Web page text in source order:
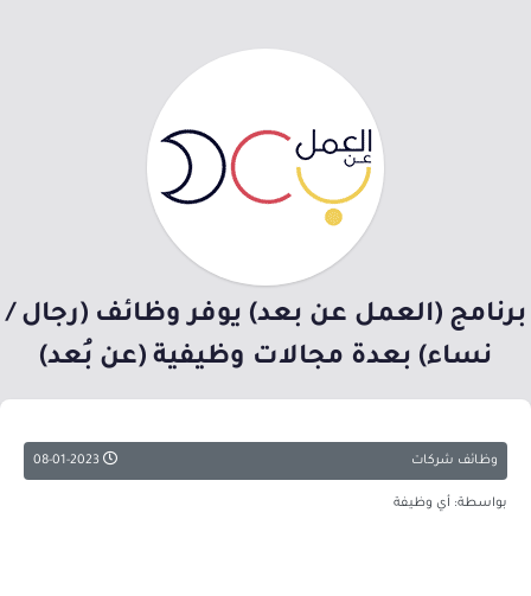
برنامج (العمل عن بعد) يوفر وظائف (رجال /
نساء) بعدة مجالات وظيفية (عن بُعد)
وظائف شركات
بواسطة: أي وظيفة